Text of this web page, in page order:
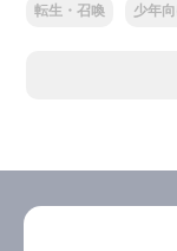
転生・召喚 少年